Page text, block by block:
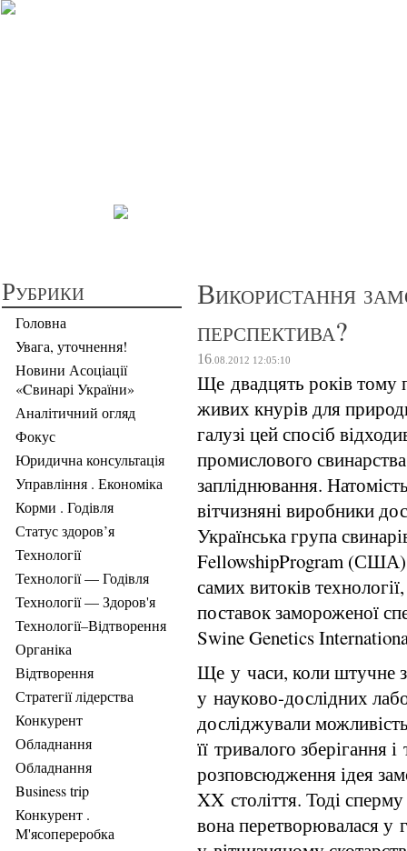
Рубрики
Головна
Увага, уточнення!
Новини Асоціації
«Cвинарі України»
Аналітичний огляд
Фокус
Юридична консультація
Управління . Економіка
Корми . Годівля
Статус здоров’я
Технології
Технології — Годівля
Технології — Здоров'я
Технології–Відтворення
Органіка
Відтворення
Стратегії лідерства
Конкурент
Обладнання
Обладнання
Business trip
Конкурент .
М'ясопереробка
Використання
перспектива?
16 .08.2012 12:05:10
Ще двадцять років тому
живих кнурів для
галузі цей спосіб
промислового
запліднювання.
вітчизняні виробники
Українська група
FellowshipProgram (США)
самих витоків
поставок замороженої
Swine Genetics
Ще у часи, коли штучне
у науково-дослідних
досліджували
її тривалого зберігання
розповсюдження ідея
XX століття. Тоді
вона перетворювалася у